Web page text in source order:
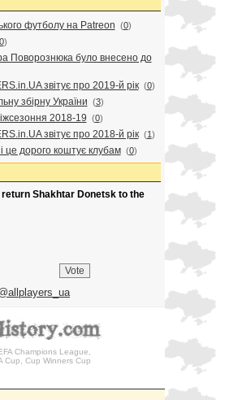
футболу на Patreon (0)
)
Поворознюка було внесено до
звітує про 2019-й рік (0)
збірну України (3)
2018-19 (0)
звітує про 2018-й рік (1)
це дорого коштує клубам (0)
Shakhtar Donetsk to the
Champions League,
Cup, Cup Winners Cup